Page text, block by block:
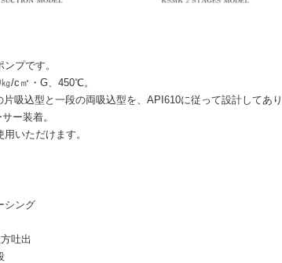
プです。
/c㎡・G、450℃。
片吸込型と一段の両吸込型を、API610に従って設計してあ
ー装着。
いただけます。
シング
吐出